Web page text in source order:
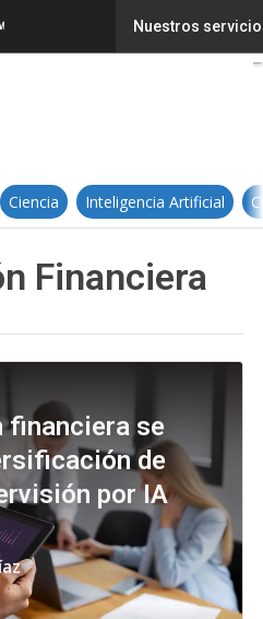
Nuestros
Ciencia Inteligencia Artificial
Financiera
financiera se
de
por IA